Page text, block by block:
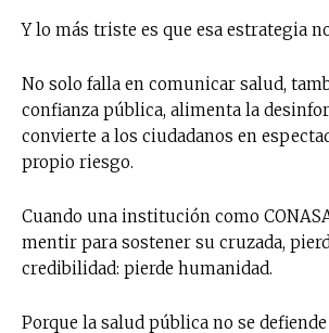
Y lo más triste es que esa estrategia
No solo falla en comunicar salud,
confianza pública, alimenta la
convierte a los ciudadanos en
propio riesgo.
Cuando una institución como
mentir para sostener su cruzada,
credibilidad: pierde humanidad.
Porque la salud pública no se